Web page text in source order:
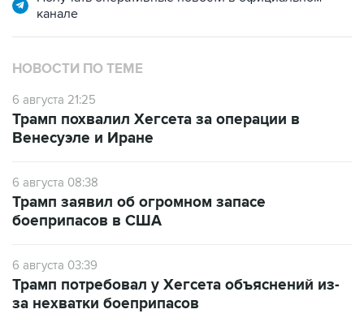
канале
НОВОСТИ ПО ТЕМЕ
6 августа 21:25
Трамп похвалил Хегсета за операции в
Венесуэле и Иране
6 августа 08:38
Трамп заявил об огромном запасе
боеприпасов в США
6 августа 03:39
Трамп потребовал у Хегсета объяснений из-
за нехватки боеприпасов